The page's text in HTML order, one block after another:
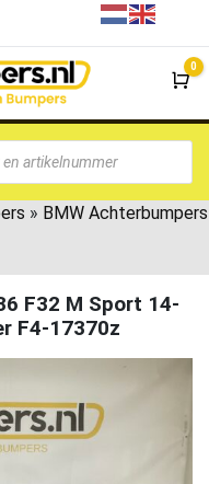
100%
0
» BMW Achterbumpers
F32 M Sport 14-
F4-17370z